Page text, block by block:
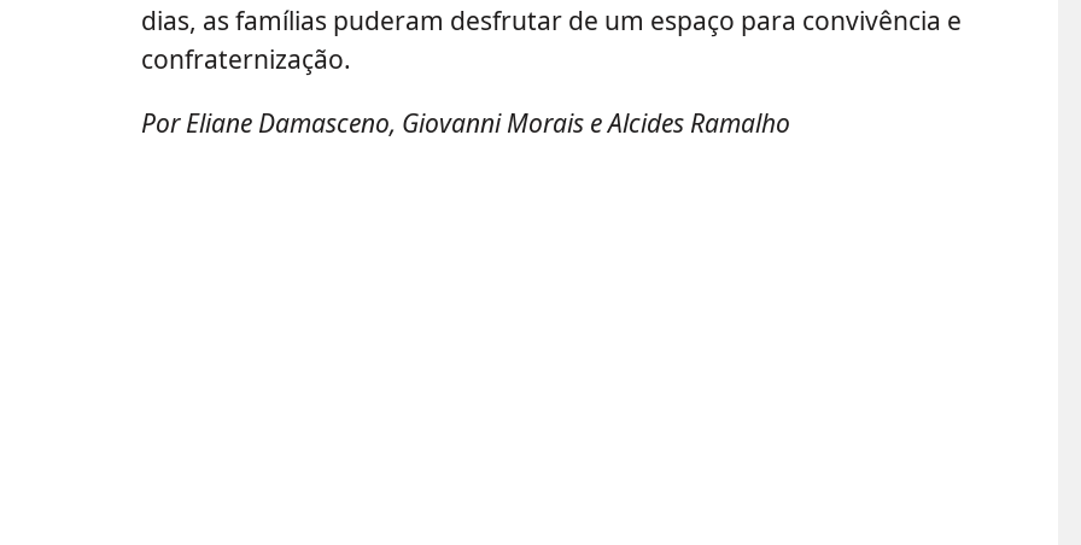
dias, as famílias puderam desfrutar de um espaço para convivência e
confraternização.
Por Eliane Damasceno, Giovanni Morais e Alcides Ramalho